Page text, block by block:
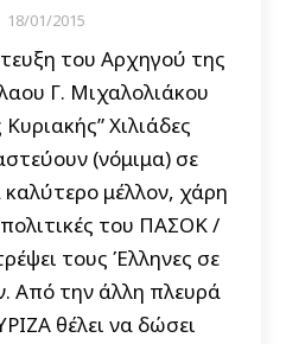
18/01/2015
του Αρχηγού της
Γ. Μιχαλολιάκου
Χιλιάδες
(νόμιμα) σε
καλύτερο μέλλον, χάρη
του ΠΑΣΟΚ /
τους Έλληνες σε
Από την άλλη πλευρά
θέλει να δώσει